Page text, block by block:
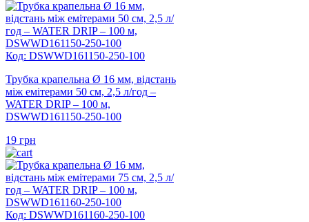
Код: DSWWD161150-250-100
Трубка крапельна Ø 16 мм, відстань
між емітерами 50 см, 2,5 л/год –
WATER DRIP – 100 м,
DSWWD161150-250-100
19 грн
Код: DSWWD161160-250-100